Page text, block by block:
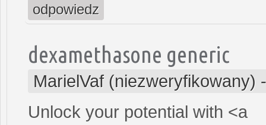
odpowiedz
dexamethasone generic
MarielVaf (niezweryfikowany)
Unlock your potential with <a